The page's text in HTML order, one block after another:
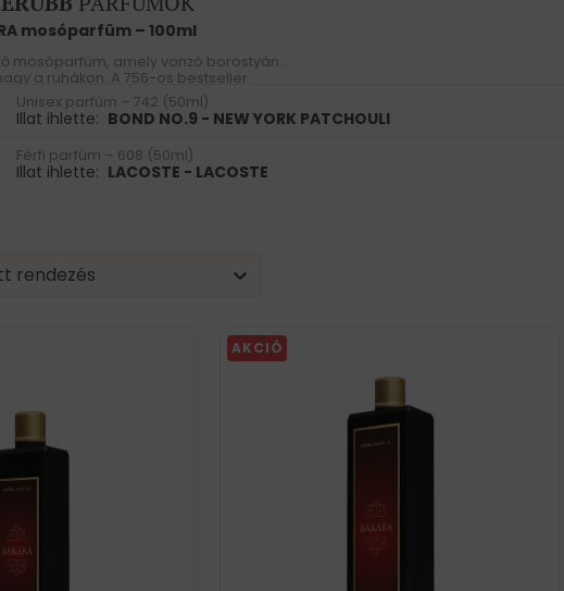
mosóparfüm – 100ml
mosóparfüm, amely vonzó borostyán
a ruhákon. A 756-os bestseller
ihlette.
Unisex parfüm – 742 (50ml)
Illat ihlette: BOND NO.9 - NEW YORK PATCHOULI
Férfi parfüm – 608 (50ml)
Illat ihlette: LACOSTE - LACOSTE
rendezés
AKCIÓ